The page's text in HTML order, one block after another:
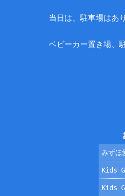
当日は、駐車場はあ
ベビーカー置き場、
みずほ
Kids
Kids